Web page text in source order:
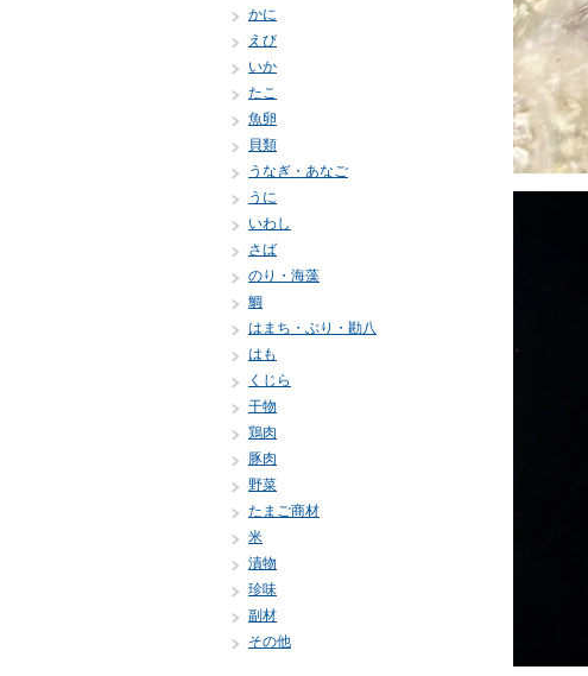
かに
えび
いか
たこ
魚卵
貝類
うなぎ・あなご
うに
いわし
さば
のり・海藻
鯛
はまち・ぶり・勘八
はも
くじら
干物
鶏肉
豚肉
野菜
たまご商材
米
漬物
珍味
副材
その他